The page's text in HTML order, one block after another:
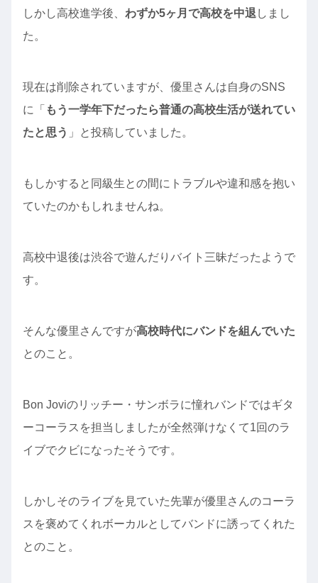
しかし高校進学後、 わずか5ヶ月で高校を中退 しまし
た。
現在は削除されていますが、優里さんは自身のSNS
に「 もう一学年下だったら普通の高校生活が送れてい
たと思う 」と投稿していました。
もしかすると同級生との間にトラブルや違和感を抱い
ていたのかもしれませんね。
高校中退後は渋谷で遊んだりバイト三昧だったようで
す。
そんな優里さんですが高校時代にバンドを組んでいた
とのこと。
Bon Joviのリッチー・サンボラに憧れバンドではギタ
ーコーラスを担当しましたが全然弾けなくて1回のラ
イブでクビになったそうです。
しかしそのライブを見ていた先輩が優里さんのコーラ
スを褒めてくれボーカルとしてバンドに誘ってくれた
とのこと。